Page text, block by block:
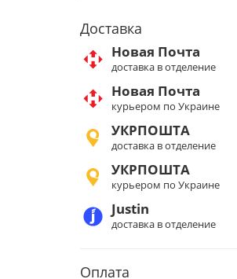
Доставка
Новая Почта
доставка в отделение
Новая Почта
курьером по Украине
УКРПОШТА
доставка в отделение
УКРПОШТА
курьером по Украине
Justin
доставка в отделение
Оплата